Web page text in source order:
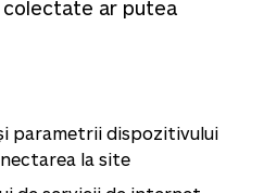
ar putea
parametrii dispozitivului
la site